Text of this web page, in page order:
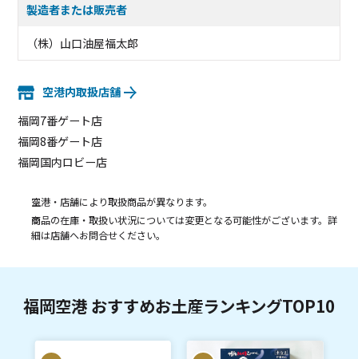
製造者または販売者
（株）山口油屋福太郎
空港内取扱店舗
福岡7番ゲート店
福岡8番ゲート店
福岡国内ロビー店
空港・店舗により取扱商品が異なります。
商品の在庫・取扱い状況については変更となる可能性がございます。詳
細は店舗へお問合せください。
福岡空港 おすすめお土産ランキングTOP10